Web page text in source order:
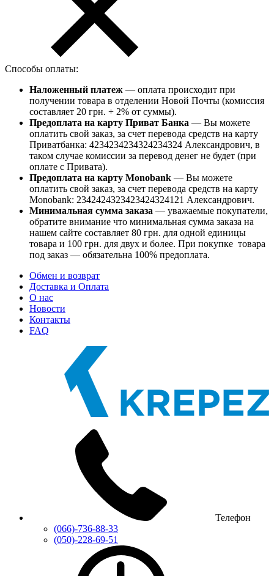
Способы оплаты:
Наложенный платеж — оплата происходит при
получении товара в отделении Новой Почты (комиссия
составляет 20 грн. + 2% от суммы).
Предоплата на карту Приват Банка — Вы можете
оплатить свой заказ, за счет перевода средств на карту
Приватбанка: 4234234234324234324 Александрович, в
таком случае комиссии за перевод денег не будет (при
оплате с Привата).
Предоплата на карту Monobank — Вы можете
оплатить свой заказ, за счет перевода средств на карту
Monobank: 2342424323423424324121 Александрович.
Минимальная сумма заказа — уважаемые покупатели,
обратите внимание что минимальная сумма заказа на
нашем сайте составляет 80 грн. для одной единицы
товара и 100 грн. для двух и более. При покупке товара
под заказ — обязательна 100% предоплата.
Обмен и возврат
Доставка и Оплата
О нас
Новости
Контакты
FAQ
Телефон
(066)-736-88-33
(050)-228-69-51